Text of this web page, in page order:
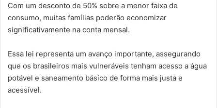
Com um desconto de 50% sobre a menor faixa de
consumo, muitas famílias poderão economizar
significativamente na conta mensal.
Essa lei representa um avanço importante, assegurando
que os brasileiros mais vulneráveis tenham acesso a água
potável e saneamento básico de forma mais justa e
acessível.